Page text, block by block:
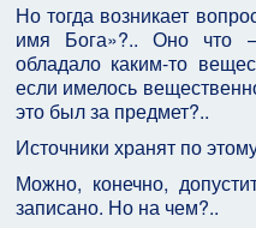
Но тогда возникает
имя Бога»?.. Оно что
обладало каким-то
если имелось
это был за предмет?..
Источники хранят по
Можно, конечно,
записано. Но на чем?..